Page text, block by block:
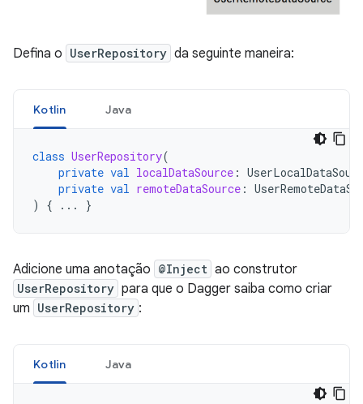
Defina o UserRepository da seguinte maneira:
Kotlin Java
class UserRepository(
private val localDataSource :
private val remoteDataSource :
)
{ ... }
Adicione uma anotação @Inject ao construtor
UserRepository para que o Dagger saiba como criar
um UserRepository :
Kotlin Java